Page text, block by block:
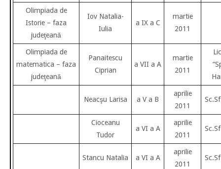
Olimpiada de
Istorie – faza
judeţeană
Iov Natalia-
Iulia
a IX a C
martie
2011
Olimpiada de
matematica – faza
judeţeană
Panaitescu
Ciprian
a VII a A
martie
2011
Neacşu Larisa a V a B
aprilie
2011
Cioceanu
Tudor
a VI a A
aprilie
2011
Stancu Natalia a VI a A
aprilie
2011